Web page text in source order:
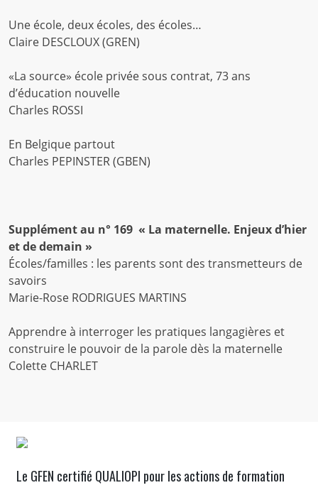
Une école, deux écoles, des écoles…
Claire DESCLOUX (GREN)
«La source» école privée sous contrat, 73 ans
d’éducation nouvelle
Charles ROSSI
En Belgique partout
Charles PEPINSTER (GBEN)
Supplément au n° 169 « La maternelle. Enjeux d’hier
et de demain »
Écoles/familles : les parents sont des transmetteurs de
savoirs
Marie-Rose RODRIGUES MARTINS
Apprendre à interroger les pratiques langagières et
construire le pouvoir de la parole dès la maternelle
Colette CHARLET
Le GFEN certifié QUALIOPI pour les actions de formation